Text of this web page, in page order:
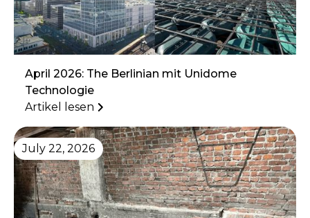
April 2026: The Berlinian mit Unidome
Technologie
Artikel lesen
July 22, 2026